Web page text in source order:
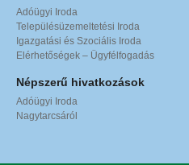
Adóügyi Iroda
Településüzemeltetési Iroda
Igazgatási és Szociális Iroda
Elérhetőségek – Ügyfélfogadás
Népszerű hivatkozások
Adóügyi Iroda
Nagytarcsáról